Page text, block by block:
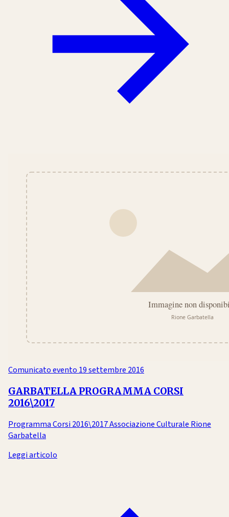
Comunicato evento 19 settembre 2016
GARBATELLA PROGRAMMA CORSI
2016\2017
Programma Corsi 2016\2017 Associazione Culturale Rione
Garbatella
Leggi articolo